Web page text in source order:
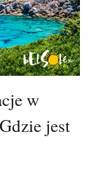
w
jest